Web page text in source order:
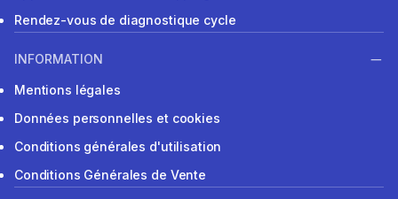
Rendez-vous de diagnostique cycle
INFORMATION
Mentions légales
Données personnelles et cookies
Conditions générales d'utilisation
Conditions Générales de Vente